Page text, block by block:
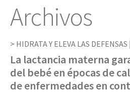
Archivos
HIDRATA Y ELEVA LAS DEFENSAS |
La lactancia materna
del bebé en épocas de
de enfermedades en